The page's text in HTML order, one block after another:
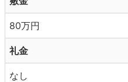
80万円
礼金
なし